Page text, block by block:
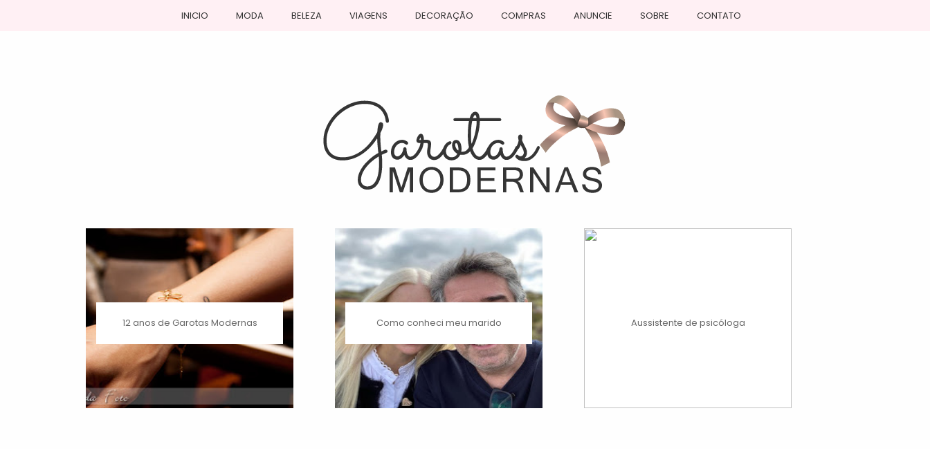
INICIO MODA BELEZA VIAGENS DECORAÇÃO COMPRAS ANUNCIE SOBRE CONTATO
12 anos de Garotas Modernas Como conheci meu marido Aussistente de psicóloga